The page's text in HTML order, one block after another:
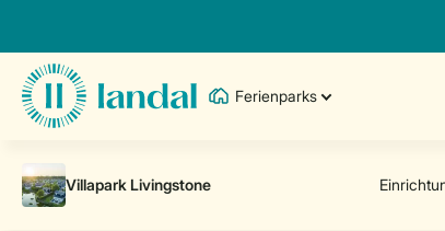
Ferienparks